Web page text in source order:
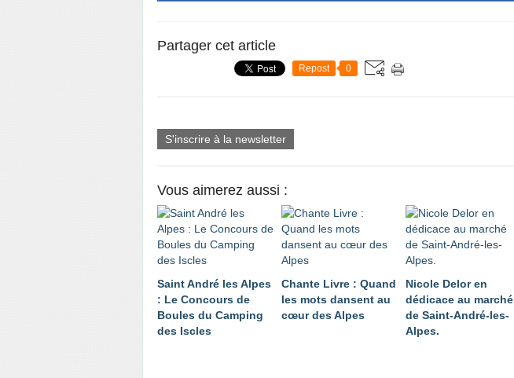
Partager cet article
Repost 0
S'inscrire à la newsletter
Vous aimerez aussi :
Saint André les Alpes
: Le Concours de
Boules du Camping
des Iscles
Chante Livre : Quand
les mots dansent au
cœur des Alpes
Nicole Delor en
dédicace au marché
de Saint-André-les-
Alpes.